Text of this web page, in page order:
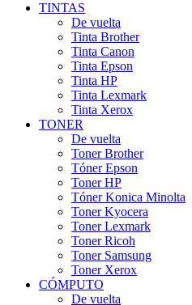
TINTAS
De vuelta
Tinta Brother
Tinta Canon
Tinta Epson
Tinta HP
Tinta Lexmark
Tinta Xerox
TONER
De vuelta
Toner Brother
Tóner Epson
Toner HP
Tóner Konica Minolta
Toner Kyocera
Toner Lexmark
Toner Ricoh
Toner Samsung
Toner Xerox
CÓMPUTO
De vuelta